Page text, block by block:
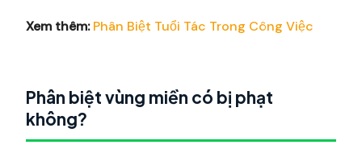
Xem thêm: Phân Biệt Tuổi Tác Trong Công Việc
Phân biệt vùng miền có bị phạt
không?